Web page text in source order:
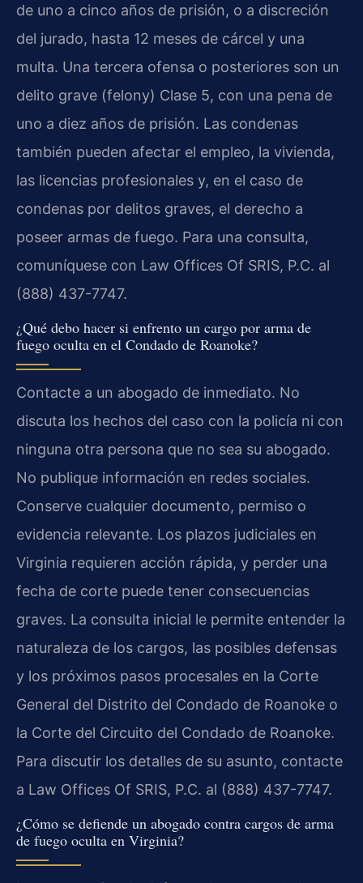
de uno a cinco años de prisión, o a discreción
del jurado, hasta 12 meses de cárcel y una
multa. Una tercera ofensa o posteriores son un
delito grave (felony) Clase 5, con una pena de
uno a diez años de prisión. Las condenas
también pueden afectar el empleo, la vivienda,
las licencias profesionales y, en el caso de
condenas por delitos graves, el derecho a
poseer armas de fuego. Para una consulta,
comuníquese con Law Offices Of SRIS, P.C. al
(888) 437-7747.
¿Qué debo hacer si enfrento un cargo por arma de
fuego oculta en el Condado de Roanoke?
Contacte a un abogado de inmediato. No
discuta los hechos del caso con la policía ni con
ninguna otra persona que no sea su abogado.
No publique información en redes sociales.
Conserve cualquier documento, permiso o
evidencia relevante. Los plazos judiciales en
Virginia requieren acción rápida, y perder una
fecha de corte puede tener consecuencias
graves. La consulta inicial le permite entender la
naturaleza de los cargos, las posibles defensas
y los próximos pasos procesales en la Corte
General del Distrito del Condado de Roanoke o
la Corte del Circuito del Condado de Roanoke.
Para discutir los detalles de su asunto, contacte
a Law Offices Of SRIS, P.C. al (888) 437-7747.
¿Cómo se defiende un abogado contra cargos de arma
de fuego oculta en Virginia?